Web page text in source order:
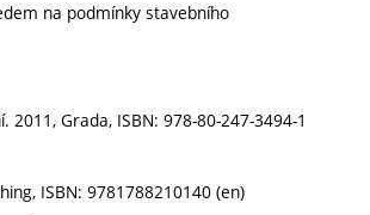
na podmínky stavebního
Grada, ISBN: 978-80-247-3494-1
ISBN: 9781788210140 (en)